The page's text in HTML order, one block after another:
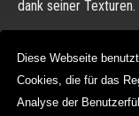
Diese Webseite
Cookies, die für das
Analyse der
Diese Webseite
Cookies, die für das
Analyse der
dank seiner Texturen.
Die Bewertung
von 5 Punkten.